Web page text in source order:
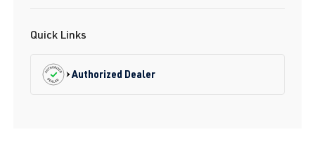
Quick Links
Authorized Dealer